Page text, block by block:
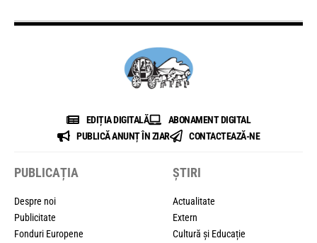
EDIȚIA DIGITALĂ
ABONAMENT DIGITAL
PUBLICĂ ANUNȚ ÎN ZIAR
CONTACTEAZĂ-NE
PUBLICAȚIA
Despre noi
Publicitate
Fonduri Europene
ȘTIRI
Actualitate
Extern
Cultură și Educație